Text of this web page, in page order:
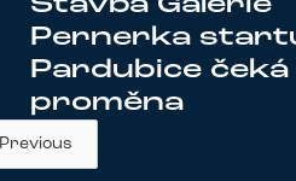
Pernerka
Pardubice čeká
proměna
Previous